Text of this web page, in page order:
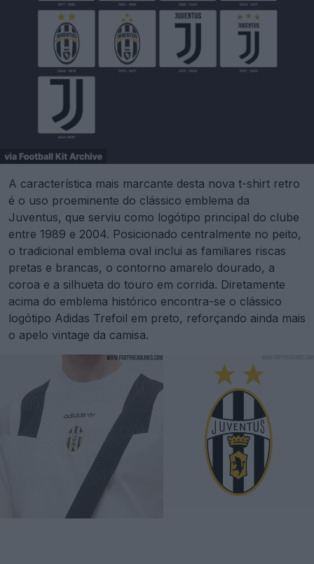
A característica mais marcante desta nova t-shirt retro
é o uso proeminente do clássico emblema da
Juventus, que serviu como logótipo principal do clube
entre 1989 e 2004. Posicionado centralmente no peito,
o tradicional emblema oval inclui as familiares riscas
pretas e brancas, o contorno amarelo dourado, a
coroa e a silhueta do touro em corrida. Diretamente
acima do emblema histórico encontra-se o clássico
logótipo Adidas Trefoil em preto, reforçando ainda mais
o apelo vintage da camisa.